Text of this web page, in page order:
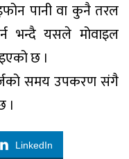
पानी वा कुनै तरल
भन्दै यसले मोवाइल
छ ।
समय उपकरण संगै
।
LinkedIn